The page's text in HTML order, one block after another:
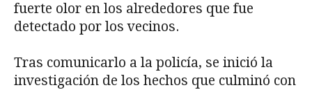
fuerte olor en los alrededores que fue
detectado por los vecinos.
Tras comunicarlo a la policía, se inició la
investigación de los hechos que culminó con